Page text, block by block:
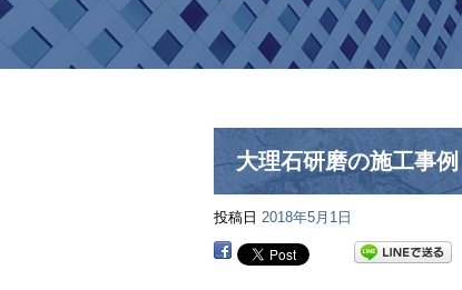
大理石研磨の施工事例
投稿日 2018年5月1日